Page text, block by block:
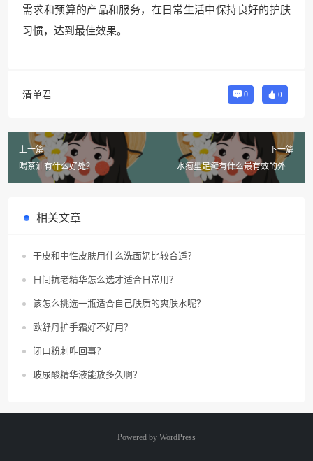
需求和预算的产品和服务，在日常生活中保持良好的护肤
习惯，达到最佳效果。
清单君 0 0
上一篇
喝茶油有什么好处？
下一篇
水疱型足癣有什么最有效的外用
药？
相关文章
干皮和中性皮肤用什么洗面奶比较合适？
日间抗老精华怎么选才适合日常用？
该怎么挑选一瓶适合自己肤质的爽肤水呢？
欧舒丹护手霜好不好用？
闭口粉刺咋回事？
玻尿酸精华液能放多久啊？
Powered by WordPress